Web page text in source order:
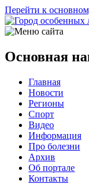
Перейти к
Основная
Главная
Новости
Регионы
Спорт
Видео
Информация
Про болезни
Архив
Об портале
Контакты